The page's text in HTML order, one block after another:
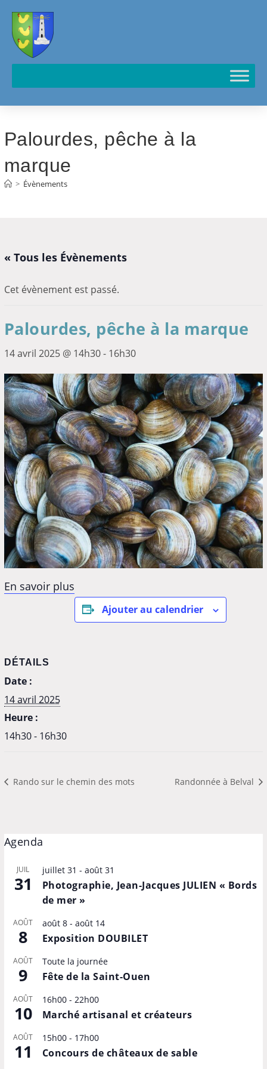
Palourdes, pêche à la
marque
> Évènements
« Tous les Évènements
Cet évènement est passé.
Palourdes, pêche à la marque
14 avril 2025 @ 14h30- 16h30
En savoir plus
Ajouter au calendrier
DÉTAILS
Date :
14 avril 2025
Heure :
14h30 - 16h30
Rando sur le chemin des mots Randonnée à Belval
Agenda
JUIL
31
juillet 31 - août 31
Photographie, Jean-Jacques JULIEN « Bords
de mer »
AOÛT
8
août 8- août 14
Exposition DOUBILET
AOÛT
9
Toute la journée
Fête de la Saint-Ouen
AOÛT
10
16h00- 22h00
Marché artisanal et créateurs
AOÛT
11
15h00- 17h00
Concours de châteaux de sable